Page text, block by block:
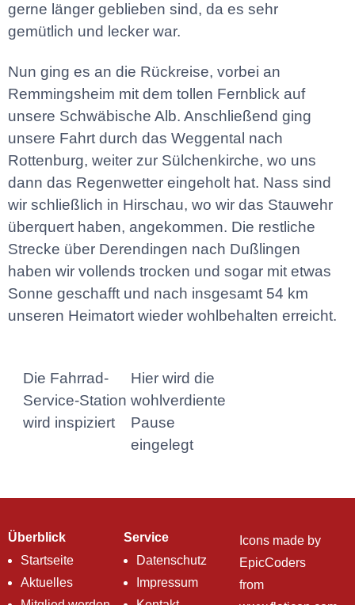
gerne länger geblieben sind, da es sehr
gemütlich und lecker war.
Nun ging es an die Rückreise, vorbei an
Remmingsheim mit dem tollen Fernblick auf
unsere Schwäbische Alb. Anschließend ging
unsere Fahrt durch das Weggental nach
Rottenburg, weiter zur Sülchenkirche, wo uns
dann das Regenwetter eingeholt hat. Nass sind
wir schließlich in Hirschau, wo wir das Stauwehr
überquert haben, angekommen. Die restliche
Strecke über Derendingen nach Dußlingen
haben wir vollends trocken und sogar mit etwas
Sonne geschafft und nach insgesamt 54 km
unseren Heimatort wieder wohlbehalten erreicht.
Die Fahrrad-
Service-Station
wird inspiziert
Hier wird die
wohlverdiente
Pause
eingelegt
Überblick
Startseite
Aktuelles
Service
Datenschutz
Impressum
Icons made by
EpicCoders
from